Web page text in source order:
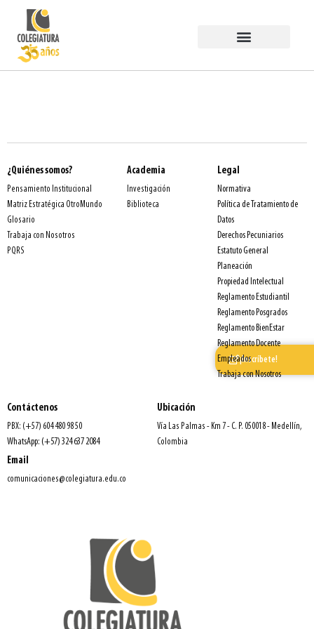
¡Inscríbete!
¿Quiénes somos?
Pensamiento Institucional
Matriz Estratégica OtroMundo
Glosario
Trabaja con Nosotros
PQRS
Academia
Investigación
Biblioteca
Legal
Normativa
Política de Tratamiento de
Datos
Derechos Pecuniarios
Estatuto General
Planeación
Propiedad Intelectual
Reglamento Estudiantil
Reglamento Posgrados
Reglamento BienEstar
Reglamento Docente
Empleados
Trabaja con Nosotros
Contáctenos
PBX: (+57) 604 480 98 50
WhatsApp: (+57) 324 637 2084
Email
comunicaciones@colegiatura.edu.co
Ubicación
Vía Las Palmas - Km 7 - C. P. 050018 - Medellín,
Colombia